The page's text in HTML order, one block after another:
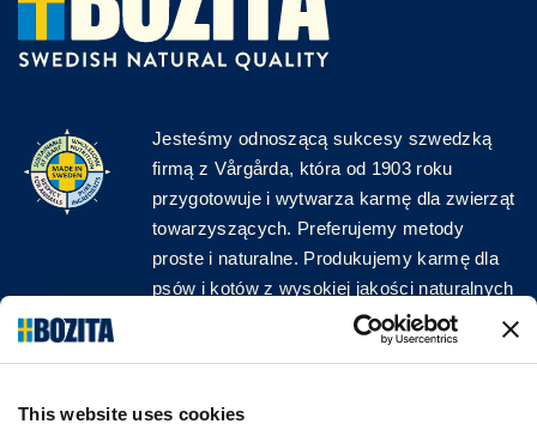
This website uses cookies
Jesteśmy odnoszącą sukcesy szwedzką
firmą z Vårgårda, która od 1903 roku
przygotowuje i wytwarza karmę dla zwierząt
towarzyszących. Preferujemy metody
proste i naturalne. Produkujemy karmę dla
psów i kotów z wysokiej jakości naturalnych
surowców, bez zbędnych dodatków!
ŚLEDŹ NAS W MEDIACH